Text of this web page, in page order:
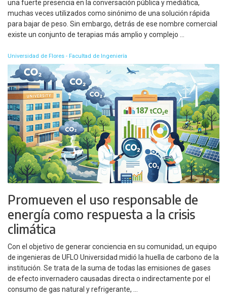
una fuerte presencia en la conversación pública y mediática,
muchas veces utilizados como sinónimo de una solución rápida
para bajar de peso. Sin embargo, detrás de ese nombre comercial
existe un conjunto de terapias más amplio y complejo ...
Universidad de Flores - Facultad de Ingeniería
Promueven el uso responsable de
energía como respuesta a la crisis
climática
Con el objetivo de generar conciencia en su comunidad, un equipo
de ingenieras de UFLO Universidad midió la huella de carbono de la
institución. Se trata de la suma de todas las emisiones de gases
de efecto invernadero causadas directa o indirectamente por el
consumo de gas natural y refrigerante, ...